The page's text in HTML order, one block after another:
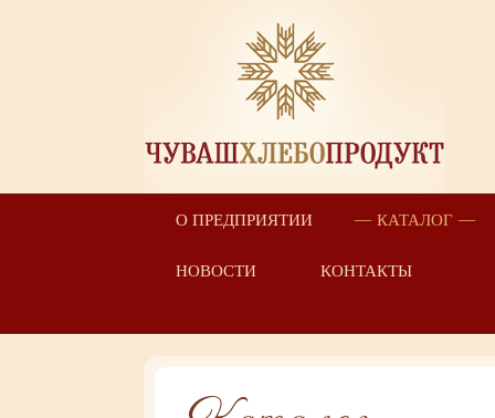
О ПРЕДПРИЯТИИ КАТАЛОГ
НОВОСТИ КОНТАКТЫ